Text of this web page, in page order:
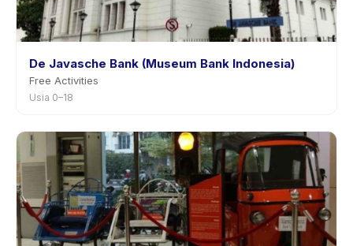
De Javasche Bank (Museum Bank Indonesia)
Free Activities
Usia 0–18